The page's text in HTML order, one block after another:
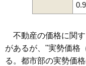
不動産の価格に関す
があるが、"実勢価格
る。都市部の実勢価